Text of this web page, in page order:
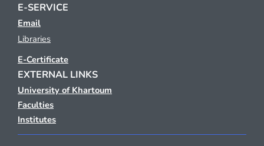
E-SERVICE
Email
Libraries
E-Certificate
EXTERNAL LINKS
University of Khartoum
Faculties
Institutes